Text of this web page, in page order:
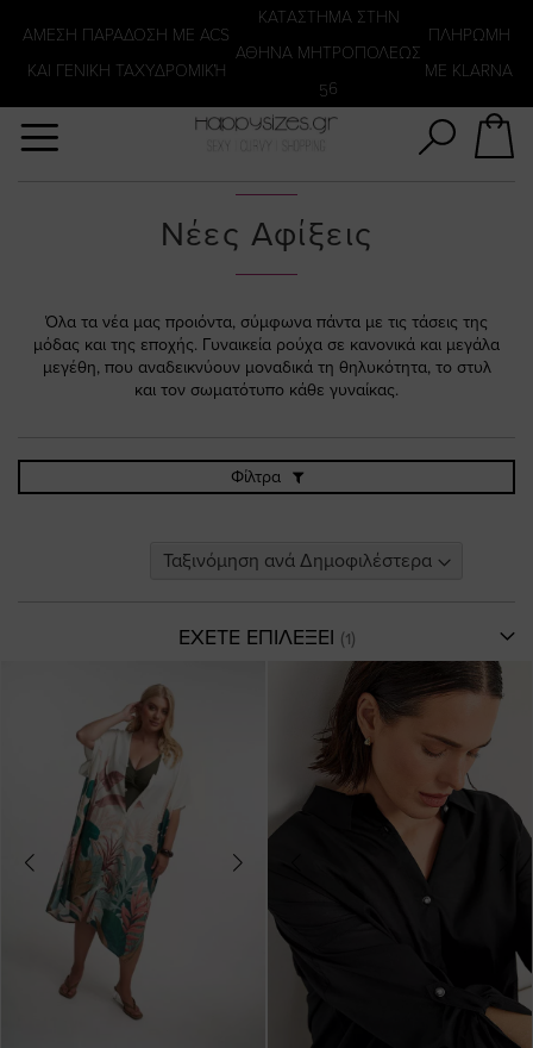
ΑΜΕΣΗ ΠΑΡΑΔΟΣΗ ΜΕ ACS
ΚΑΙ ΓΕΝΙΚΗ ΤΑΧΥΔΡΟΜΙΚΉ
KATΑΣΤΗΜΑ ΣΤΗΝ
ΑΘΗΝΑ ΜΗΤΡΟΠΟΛΕΩΣ
56
ΠΛΗΡΩΜΗ
ΜΕ KLARNA
Νέες Αφίξεις
Όλα τα νέα μας προιόντα, σύμφωνα πάντα με τις τάσεις της
μόδας και της εποχής. Γυναικεία ρούχα σε κανονικά και μεγάλα
μεγέθη, που αναδεικνύουν μοναδικά τη θηλυκότητα, το στυλ
και τον σωματότυπο κάθε γυναίκας.
Φίλτρα
ΕΧΕΤΕ ΕΠΙΛΕΞΕΙ
Αναζήτηση